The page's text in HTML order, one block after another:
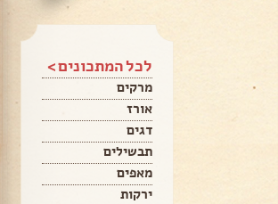
לכל המתכונים >
מרקים
אורז
דגים
תבשילים
מאפים
ירקות